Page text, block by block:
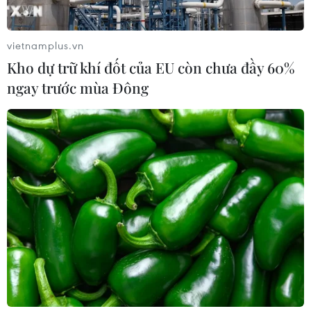
Trung Bộ giảm mưa về đêm, cục bộ
Kế hoạch hành động phòng, chống
bão, lũ, thiên tai cực đoan và biến đổi
khí hậu
06/08/2026 23:00
Mưa lớn gây ngập lụt, chia cắt nhiều
khu vực ở Nghệ An
06/08/2026 13:06
Đắk Lắk truy quét, xử lý tình trạng
vietnamplus.vn
Kho dự trữ khí đốt của EU còn chưa đầy 60%
ngay trước mùa Đông